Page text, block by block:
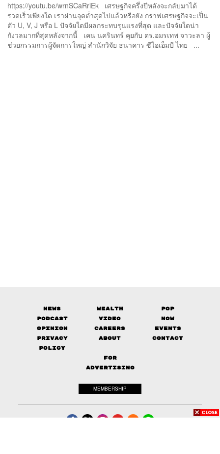
https://youtu.be/wrnSCaRriEk เศรษฐกิจครึ่งปีหลังจะกลับมาได้
รวดเร็วเพียงใด เราผ่านจุดต่ำสุดไปแล้วหรือยัง กราฟเศรษฐกิจจะเป็น
ตัว U, V, J หรือ L ปัจจัยใดมีผลกระทบรุนแรงที่สุด และปัจจัยใดน่า
กังวลมากที่สุดหลังจากนี้ เคน นครินทร์ คุยกับ ดร.อมรเทพ จาวะลา ผู้
ช่วยกรรมการผู้จัดการใหญ่ สำนักวิจัย ธนาคาร ซีไอเอ็มบี ไทย ...
News Wealth
Pop
Podcast
Video
Now
Opinion
Careers
Events
Privacy
Policy
About Contact
FOR
ADVERTISING
MEMBERSHIP